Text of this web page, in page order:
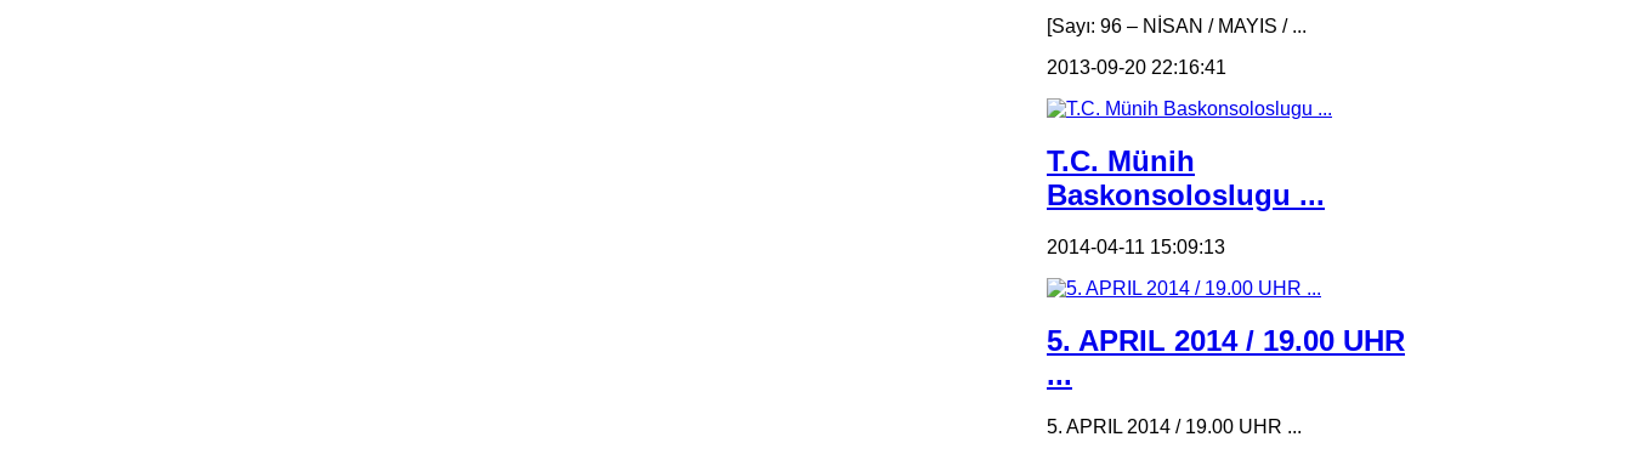
[Sayı: 96 – NİSAN / MAYIS / ...
2013-09-20 22:16:41
T.C. Münih
Baskonsoloslugu ...
2014-04-11 15:09:13
5. APRIL 2014 / 19.00 UHR
...
5. APRIL 2014 / 19.00 UHR ...